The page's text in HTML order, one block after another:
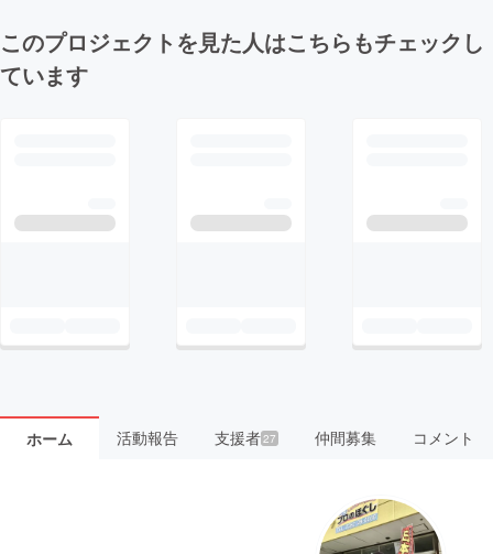
このプロジェクトを見た人はこちらもチェックし
ています
ホーム 活動報告 支援者 27 仲間募集 コメント